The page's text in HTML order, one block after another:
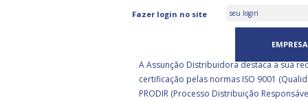
Fazer login no site
EMPRESA
ASSUNÇÃO DISTRIBUIDORA É
CERTIFICADA PELA BSI
A Assunção Distribuidora destaca a sua
certificação pelas normas ISO 9001
PRODIR (Processo Distribuição